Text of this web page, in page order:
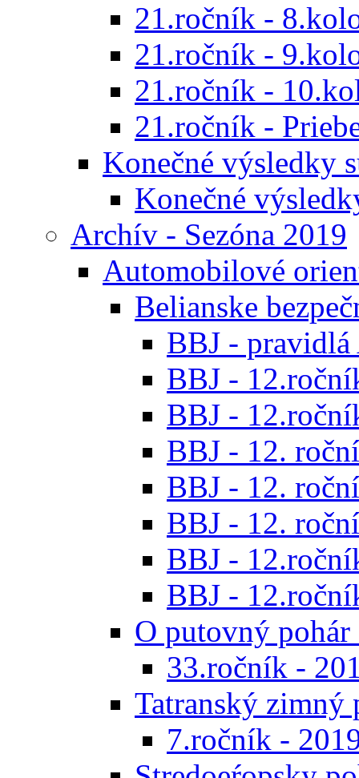
21.ročník -
21.ročník -
21.ročník -
21.ročník -
Konečné výsledky
Konečné
Archív - Sezóna 2019
Automobilové
Belianske
BBJ - pravidlá
BBJ -
BBJ -
BBJ - 12.
BBJ - 12.
BBJ - 12.
BBJ -
BBJ -
O putovný
33.ročník -
Tatranský zimný
7.ročník -